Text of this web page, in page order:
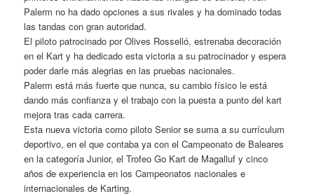
Palerm no ha dado opciones a sus rivales y ha dominado todas
las tandas con gran autoridad.
El piloto patrocinado por Olives Rosselló, estrenaba decoración
en el Kart y ha dedicado esta victoria a su patrocinador y espera
poder darle más alegrias en las pruebas nacionales.
Palerm está más fuerte que nunca, su cambio físico le está
dando más confianza y el trabajo con la puesta a punto del kart
mejora tras cada carrera.
Esta nueva victoria como piloto Senior se suma a su currículum
deportivo, en el que contaba ya con el Campeonato de Baleares
en la categoría Junior, el Trofeo Go Kart de Magalluf y cinco
años de experiencia en los Campeonatos nacionales e
internacionales de Karting.